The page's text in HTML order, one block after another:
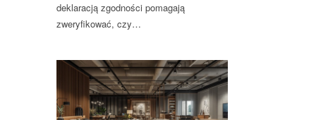
deklaracją zgodności pomagają
zweryfikować, czy…